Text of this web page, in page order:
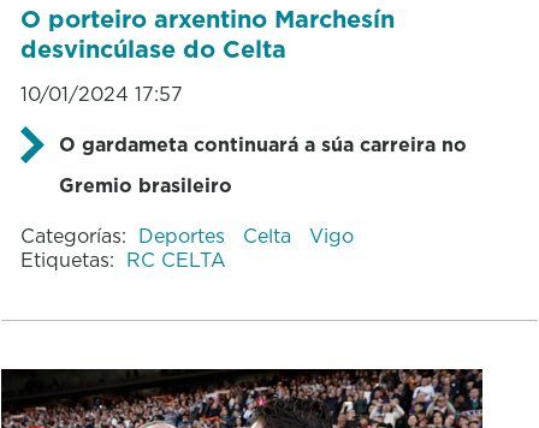
O porteiro arxentino Marchesín
desvincúlase do Celta
10/01/2024 17:57
O gardameta continuará a súa carreira no
Gremio brasileiro
Categorías: Deportes Celta
Vigo
Etiquetas: RC CELTA